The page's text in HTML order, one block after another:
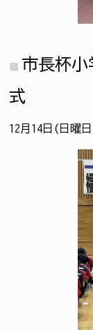
市長杯
式
12月14日(日曜